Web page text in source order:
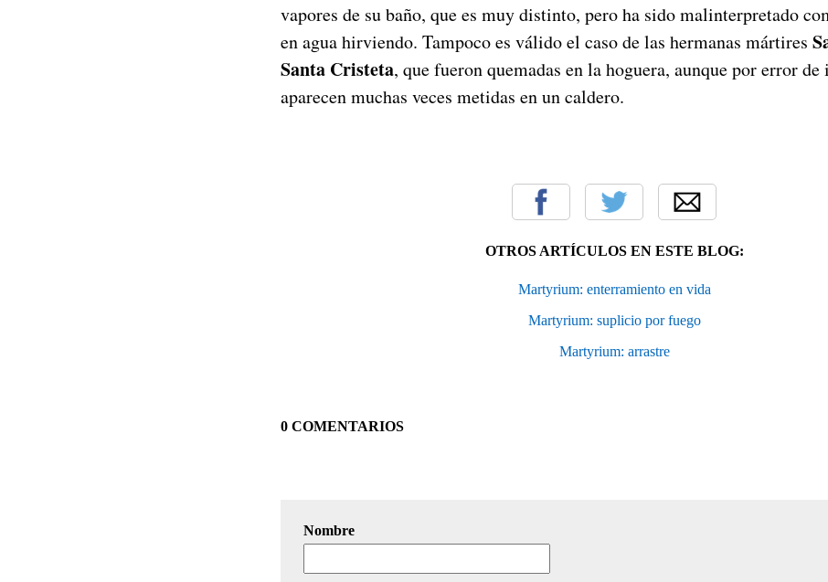
vapores de su baño, que es muy distinto, pero ha sido malinterpretado
en agua hirviendo. Tampoco es válido el caso de las hermanas mártires
Santa Cristeta, que fueron quemadas en la hoguera, aunque por error
aparecen muchas veces metidas en un caldero.
OTROS ARTÍCULOS EN ESTE BLOG:
Martyrium: enterramiento en vida
Martyrium: suplicio por fuego
Martyrium: arrastre
0 COMENTARIOS
Nombre